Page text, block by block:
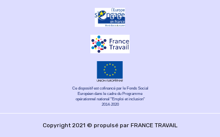
Ce dispositif est cofinancé par le Fonds Social
Européen dans le cadre du Programme
opérationnel national "Emploi et inclusion"
2014-2020
Copyright 2021 © propulsé par FRANCE TRAVAIL